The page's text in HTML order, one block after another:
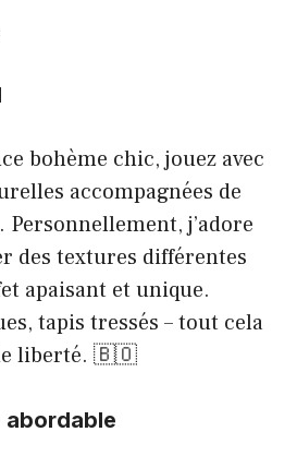
bohème chic, jouez avec
accompagnées de
j’adore
des textures différentes
apaisant et unique.
tapis tressés – tout cela
liberté. 🇧🇴
abordable